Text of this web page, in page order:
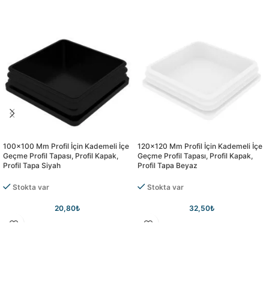
100×100 Mm Profil İçin Kademeli İçe
Geçme Profil Tapası, Profil Kapak,
Profil Tapa Siyah
Stokta var
20,80₺
120×120 Mm Profil İçin Kademeli İçe
Geçme Profil Tapası, Profil Kapak,
Profil Tapa Beyaz
Stokta var
32,50₺